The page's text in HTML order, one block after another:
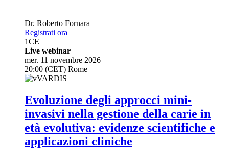
Dr. Roberto Fornara
Registrati ora
1CE
Live webinar
mer. 11 novembre 2026
20:00 (CET) Rome
Evoluzione degli approcci mini-
invasivi nella gestione della carie in
età evolutiva: evidenze scientifiche e
applicazioni cliniche